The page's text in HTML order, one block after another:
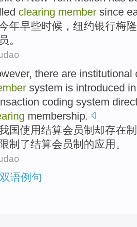
clearing member since
年早些时候， 纽约银行梅隆
。
, there are institutional
system is introduced
coding system
membership.
国使用结算会员制 却存在
限制 了结算会员制的应用 。
语例句